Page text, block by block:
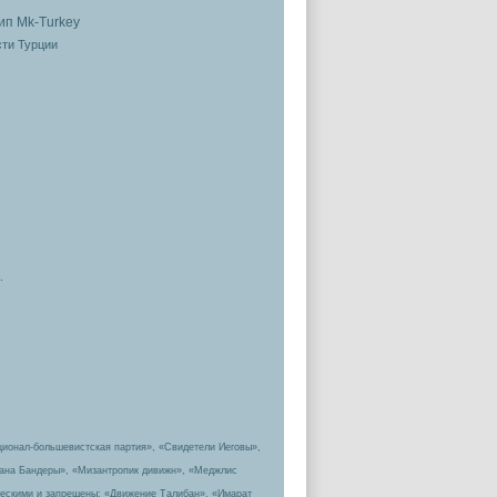
Турции
большевистская партия», «Свидетели Иеговы»,
Бандеры», «Мизантропик дивижн», «Меджлис
и запрещены: «Движение Талибан», «Имарат